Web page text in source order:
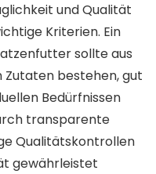
und Qualität
Kriterien. Ein
sollte aus
bestehen, gut
Bedürfnissen
transparente
Qualitätskontrollen
gewährleistet